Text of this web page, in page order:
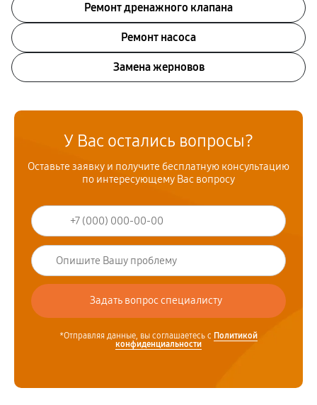
Ремонт дренажного клапана
Ремонт насоса
Замена жерновов
У Вас остались вопросы?
Оставьте заявку и получите бесплатную консультацию
по интересующему Вас вопросу
*Отправляя данные, вы соглашаетесь с Политикой
конфиденциальности